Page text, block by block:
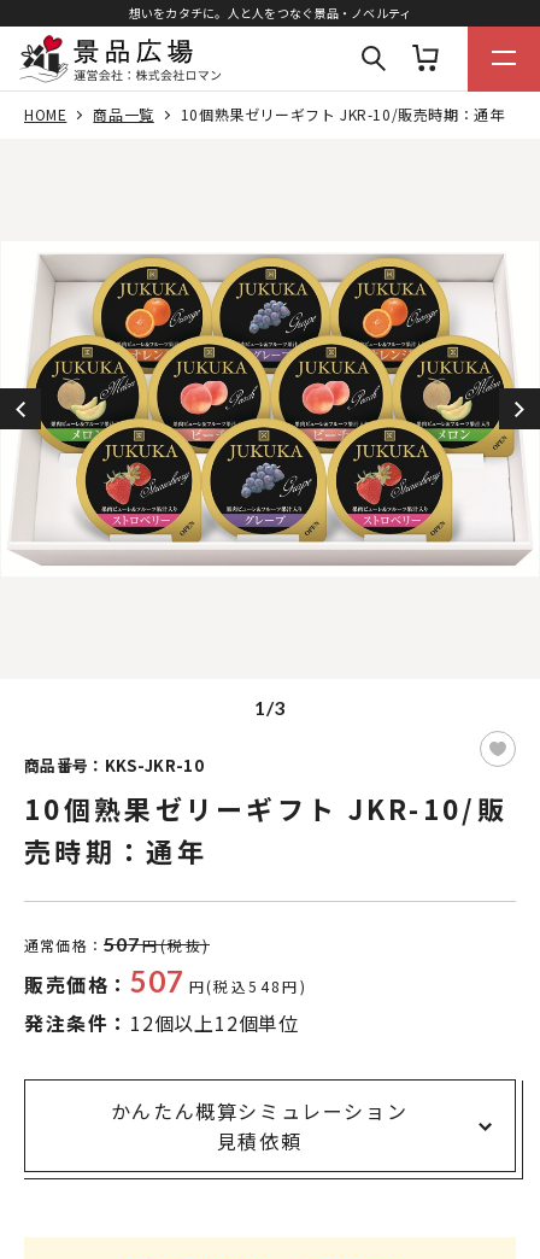
想いをカタチに。人と人をつなぐ景品・ノベルティ
HOME 商品一覧 10個熟果ゼリーギフト JKR-10/販売時期：通年
1/3
商品番号：KKS-JKR-10
10個熟果ゼリーギフト JKR-10/販
売時期：通年
通常価格： 507円(税抜)
販売価格： 507 円(税込548円)
発注条件： 12個以上12個単位
かんたん概算シミュレーション
見積依頼